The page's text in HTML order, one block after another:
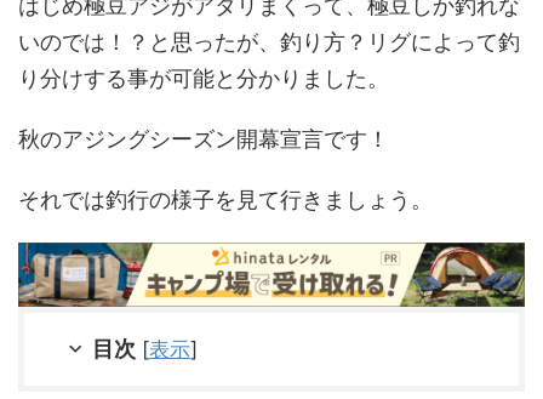
はじめ極豆アジがアタリまくって、極豆しか釣れな
いのでは！？と思ったが、釣り方？リグによって釣
り分けする事が可能と分かりました。
秋のアジングシーズン開幕宣言です！
それでは釣行の様子を見て行きましょう。
目次 [表示]